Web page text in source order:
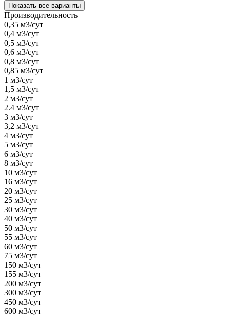
Показать все варианты
Производительность
0,35 м3/сут
0,4 м3/сут
0,5 м3/сут
0,6 м3/сут
0,8 м3/сут
0,85 м3/сут
1 м3/сут
1,5 м3/сут
2 м3/сут
2.4 м3/сут
3 м3/сут
3,2 м3/сут
4 м3/сут
5 м3/сут
6 м3/сут
8 м3/сут
10 м3/сут
16 м3/сут
20 м3/сут
25 м3/сут
30 м3/сут
40 м3/сут
50 м3/сут
55 м3/сут
60 м3/сут
75 м3/сут
150 м3/сут
155 м3/сут
200 м3/сут
300 м3/сут
450 м3/сут
600 м3/сут